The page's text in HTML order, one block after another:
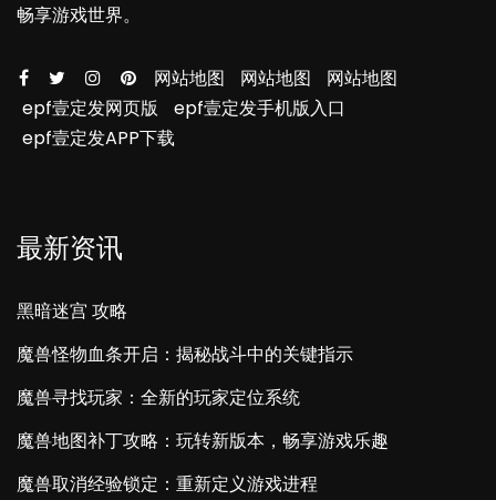
畅享游戏世界。
网站地图 网站地图
网站地图
epf壹定发网页版
epf壹定发手机版入口
epf壹定发APP下载
最新资讯
黑暗迷宫 攻略
魔兽怪物血条开启：揭秘战斗中的关键指示
魔兽寻找玩家：全新的玩家定位系统
魔兽地图补丁攻略：玩转新版本，畅享游戏乐趣
魔兽取消经验锁定：重新定义游戏进程